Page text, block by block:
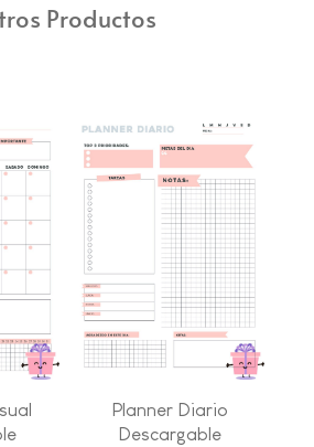
Productos
Planner Diario
Descargable